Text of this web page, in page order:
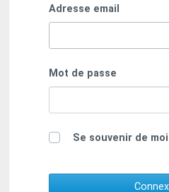
Adresse email
Mot de passe
Se souvenir de moi